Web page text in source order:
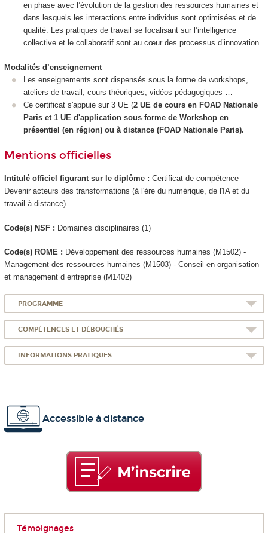
en phase avec l’évolution de la gestion des ressources humaines et
dans lesquels les interactions entre individus sont optimisées et de
qualité. Les pratiques de travail se focalisant sur l’intelligence
collective et le collaboratif sont au cœur des processus d’innovation.
Modalités d’enseignement
Les enseignements sont dispensés sous la forme de workshops,
ateliers de travail, cours théoriques, vidéos pédagogiques …
Ce certificat s'appuie sur 3 UE (2 UE de cours en FOAD Nationale
Paris et 1 UE d'application sous forme de Workshop en
présentiel (en région) ou à distance (FOAD Nationale Paris).
Mentions officielles
Intitulé officiel figurant sur le diplôme : Certificat de compétence
Devenir acteurs des transformations (à l'ère du numérique, de l'IA et du
travail à distance)
Code(s) NSF : Domaines disciplinaires (1)
Code(s) ROME : Développement des ressources humaines (M1502) -
Management des ressources humaines (M1503) - Conseil en organisation
et management d entreprise (M1402)
PROGRAMME
COMPÉTENCES ET DÉBOUCHÉS
INFORMATIONS PRATIQUES
Accessible à distance
Témoignages